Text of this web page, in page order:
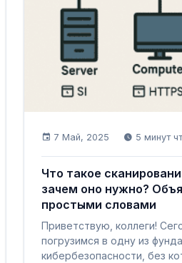
7 Май, 2025 5 минут
Что такое
зачем оно нужно?
простыми словами
Приветствую, коллеги!
погрузимся в одну из
кибербезопасности, без